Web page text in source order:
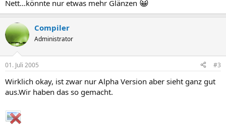
Nett...könnte nur etwas mehr Glänzen 😀
Compiler
Administrator
01. Juli 2005 #3
Wirklich okay, ist zwar nur Alpha Version aber sieht ganz gut
aus.Wir haben das so gemacht.